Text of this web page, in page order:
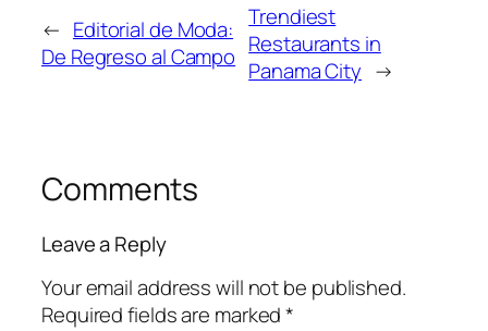
← Editorial de Moda:
De Regreso al Campo
Trendiest
Restaurants in
Panama City →
Comments
Leave a Reply
Your email address will not be published.
Required fields are marked*